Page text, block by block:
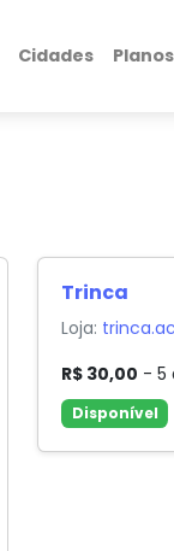
Cidades Planos
Trinca
Loja:
R$ 30,00 - 5
Disponível